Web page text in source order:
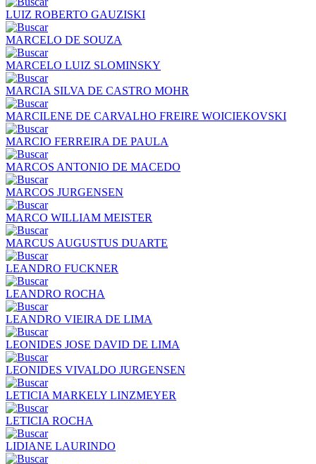
LUIZ ROBERTO GAUZISKI
MARCELO DE SOUZA
MARCELO LUIZ SLOMINSKY
MARCIA SILVA DE CASTRO MOHR
MARCILENE DE CARVALHO FREIRE WOICIEKOVSKI
MARCIO FERREIRA DE PAULA
MARCOS ANTONIO DE MACEDO
MARCOS JURGENSEN
MARCO WILLIAM MEISTER
MARCUS AUGUSTUS DUARTE
LEANDRO FUCKNER
LEANDRO ROCHA
LEANDRO VIEIRA DE LIMA
LEONIDES JOSE DAVID DE LIMA
LEONIDES VIVALDO JURGENSEN
LETICIA MARKELY LINZMEYER
LETICIA ROCHA
LIDIANE LAURINDO